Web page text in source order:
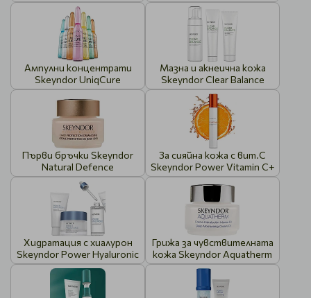
Ампулни концентрати
Skeyndor UniqCure
Мазна и акнеична кожа
Skeyndor Clear Balance
Първи бръчки Skeyndor
Natural Defence
За сияйна кожа с вит.С
Skeyndor Power Vitamin C+
Хидратация с хиалурон
Skeyndor Power Hyaluronic
Грижа за чувствителната
кожа Skeyndor Aquatherm